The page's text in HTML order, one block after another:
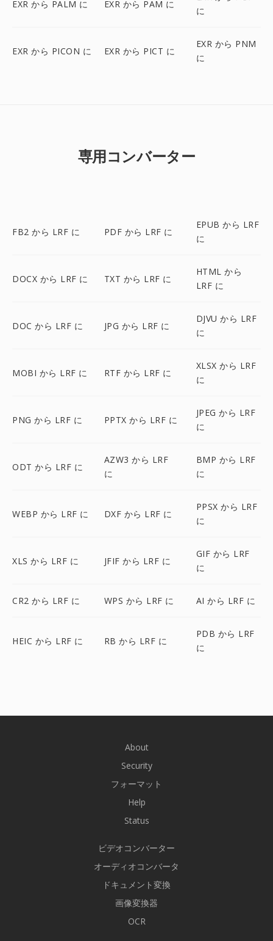
EXR から PALM に EXR から PAM に
に
EXR から PICON に EXR から PICT に
EXR から PNM
に
専用コンバーター
FB2 から LRF に PDF から LRF に
EPUB から LRF
に
DOCX から LRF に TXT から LRF に
HTML から
LRF に
DOC から LRF に JPG から LRF に
DJVU から LRF
に
MOBI から LRF に RTF から LRF に
XLSX から LRF
に
PNG から LRF に PPTX から LRF に
JPEG から LRF
に
ODT から LRF に
AZW3 から LRF
に
BMP から LRF
に
WEBP から LRF に DXF から LRF に
PPSX から LRF
に
XLS から LRF に JFIF から LRF に
GIF から LRF
に
CR2 から LRF に WPS から LRF に AI から LRF に
HEIC から LRF に RB から LRF に
PDB から LRF
に
About
Security
フォーマット
Help
Status
ビデオコンバーター
オーディオコンバータ
ドキュメント変換
画像変換器
OCR